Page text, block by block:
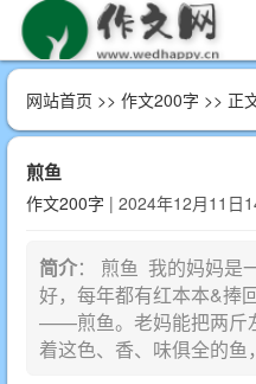
网站首页 >> 作文200字 >> 正
煎鱼
作文200字 | 2024年12月11日
简介： 煎鱼 我的妈妈是
好，每年都有红本本&捧
——煎鱼。老妈能把两斤
着这色、香、味俱全的